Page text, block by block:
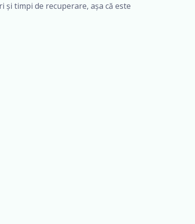
timpi de recuperare, așa că este